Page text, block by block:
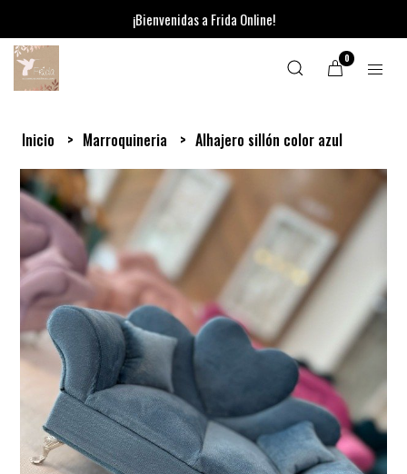
¡Bienvenidas a Frida Online!
0
Inicio Marroquineria Alhajero sillón color azul